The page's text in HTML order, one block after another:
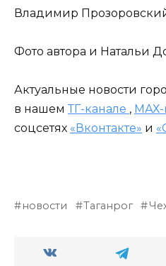
Владимир
Фото автора и Натальи
Актуальные новости
в нашем ТГ-канале , МАХ-
соцсетях «Вконтакте» и
новости Таганрог